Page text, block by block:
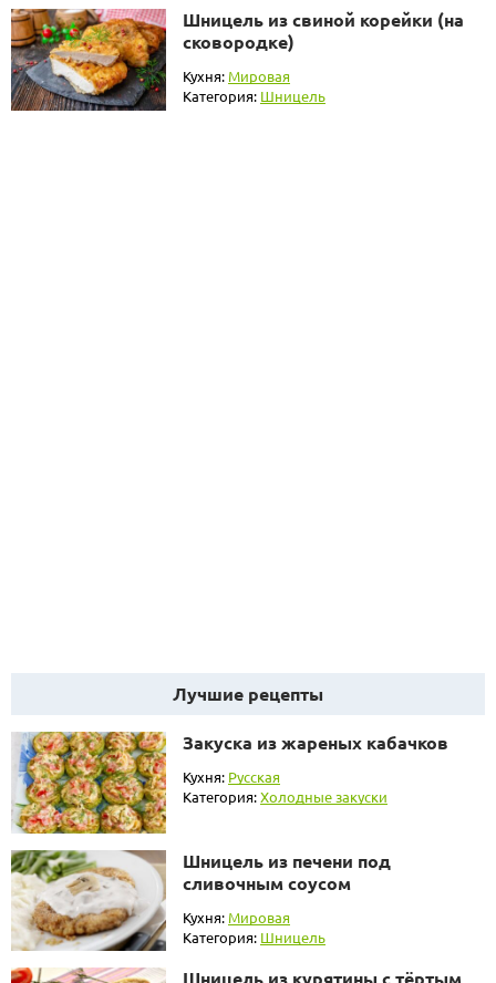
Шницель из свиной корейки (на
сковородке)
Кухня: Мировая
Категория: Шницель
Лучшие рецепты
Закуска из жареных кабачков
Кухня: Русская
Категория:Холодные закуски
Шницель из печени под
сливочным соусом
Кухня: Мировая
Категория: Шницель